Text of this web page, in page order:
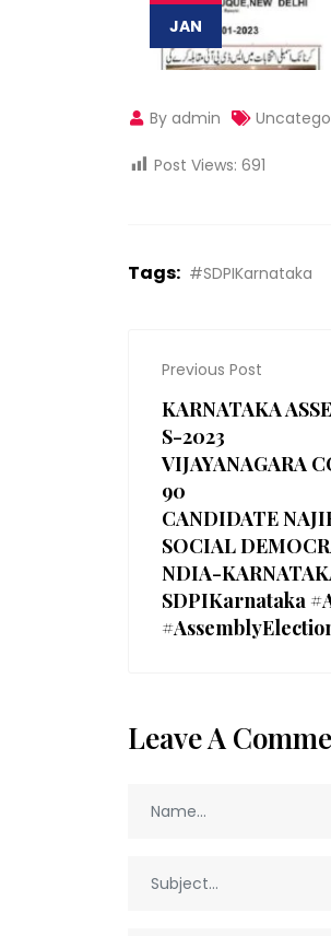
JAN
By admin
Post Views: 691
Tags: #SDPIKarnataka
Previous Post
KARNATAKA
S-2023
VIJAYANAGARA
90
CANDIDATE
SOCIAL
NDIA-
SDPIKarnataka
Leave A